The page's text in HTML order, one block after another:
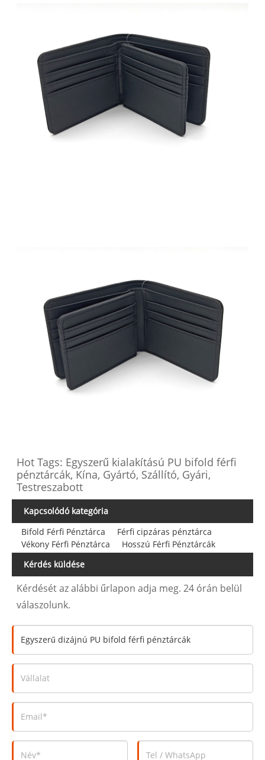
Hot Tags: Egyszerű kialakítású PU bifold férfi
pénztárcák, Kína, Gyártó, Szállító, Gyári,
Testreszabott
Kapcsolódó kategória
Bifold Férfi Pénztárca
Férfi cipzáras pénztárca
Vékony Férfi Pénztárca
Hosszú Férfi Pénztárcák
Kérdés küldése
Kérdését az alábbi űrlapon adja meg. 24 órán belül
válaszolunk.